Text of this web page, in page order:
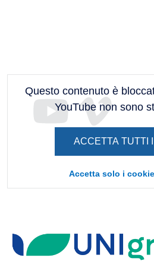
Questo contenuto è
YouTube non sono
ACCETTA TUTTI
Accetta solo i
Image